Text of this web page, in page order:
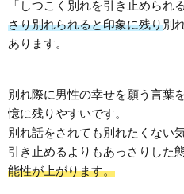
「しつこく別れを引き止められ
さり別れられると印象に残り別
あります。
別れ際に男性の幸せを願う言葉
憶に残りやすいです。
別れ話をされても別れたくない
引き止めるよりもあっさりした
能性が上がります。